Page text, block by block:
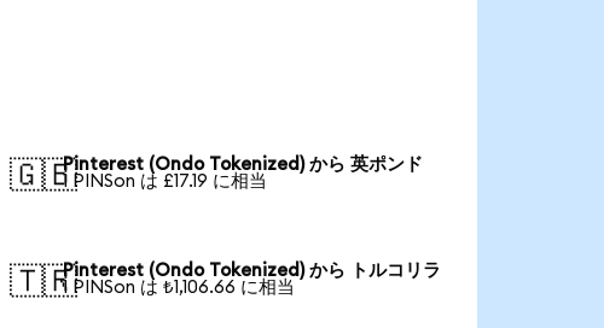
🇬🇧Pinterest (Ondo Tokenized) から 英ポンド
1 PINSon は £17.19 に相当
🇹🇷Pinterest (Ondo Tokenized) から トルコリラ
1 PINSon は ₺1,106.66 に相当